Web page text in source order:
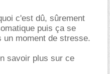
c'est dû, sûrement
puis ça se
un moment de stresse.
savoir plus sur ce